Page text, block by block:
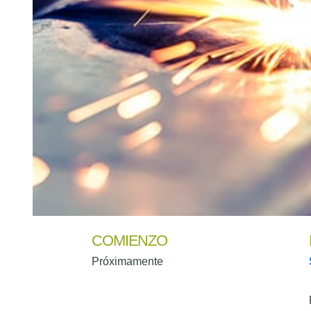
COMIENZO
Próximamente